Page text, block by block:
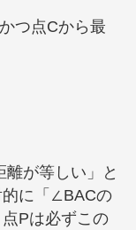
つ点Cから最
が等しい」と
的に「∠BACの
Pは必ずこの